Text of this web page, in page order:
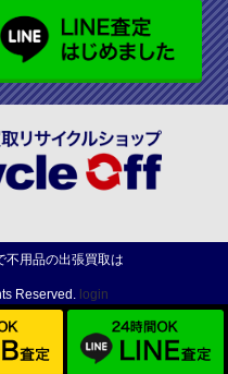
不用品の出張買取は
Reserved. login